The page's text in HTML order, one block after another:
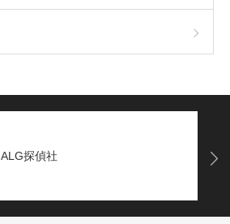
ALG探偵社
Next